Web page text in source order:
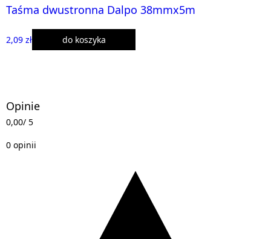
Taśma dwustronna Dalpo 38mmx5m
2,09 zł do koszyka
Opinie
0,00/ 5
0 opinii